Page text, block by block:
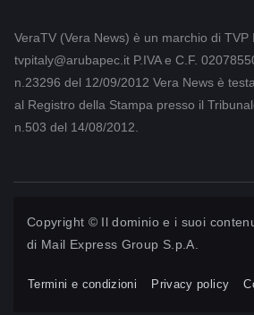
VeraTV (Vera News) è un marchio di TVP
tvpitaly@arubapec.it P.IVA e C.F.
n.23296 del 12/09/2012 Vera News è
al Registro della Stampa presso il
n.503 del 14/08/2012.
Copyright © Il dominio e i suoi
di Mail Express Group S.p.A.
Termini e condizioni Privacy policy